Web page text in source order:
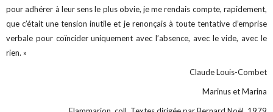
pour adhérer à leur sens le plus obvie, je me rendais compte, rapidement,
que c’était une tension inutile et je renonçais à toute tentative d’emprise
verbale pour coïncider uniquement avec l’absence, avec le vide, avec le
rien. »
Claude Louis-Combet
Marinus et Marina